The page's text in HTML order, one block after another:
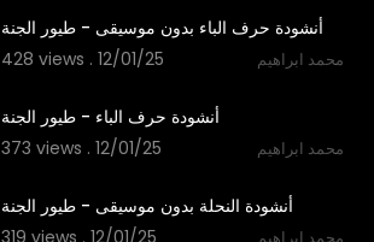
أنشودة حرف الباء بدون موسيقى - طيور الجنة
428 views . 12/01/25
محمد ابراهيم
أنشودة حرف الباء - طيور الجنة
373 views . 12/01/25
محمد ابراهيم
أنشودة النحلة بدون موسيقى - طيور الجنة
319 views . 12/01/25